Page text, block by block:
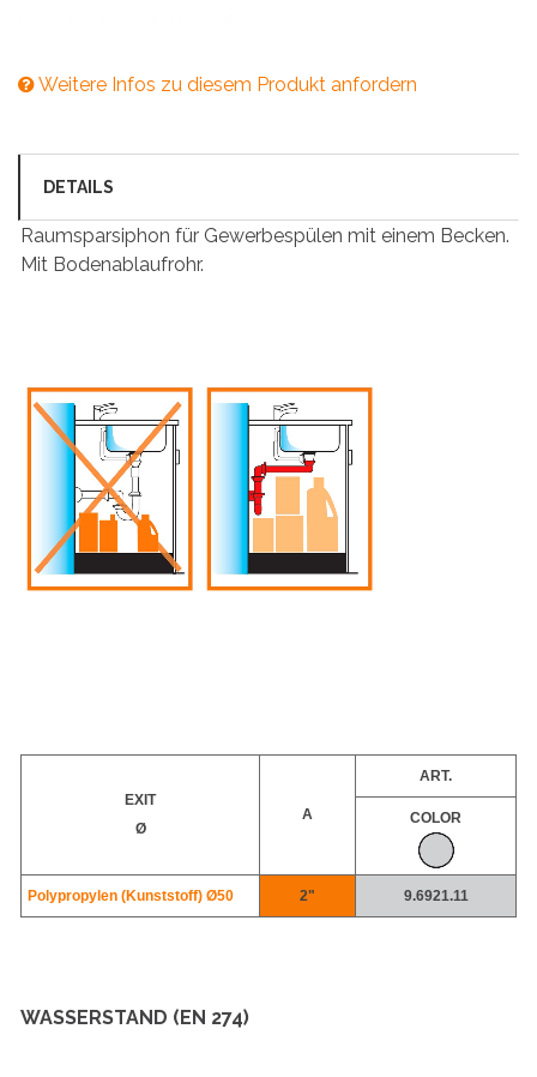
Weitere Infos zu diesem Produkt anfordern
DETAILS
Raumsparsiphon für Gewerbespülen mit einem Becken.
Mit Bodenablaufrohr.
EXIT
Ø
A
ART.
COLOR
Polypropylen (Kunststoff) Ø50 2" 9.6921.11
WASSERSTAND (EN 274)